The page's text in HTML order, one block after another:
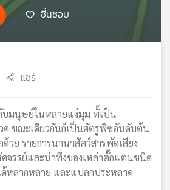
ชื่นชอบ
แชร์
มนุษย์ในหลายแง่มุม ทั้เป็น
ศ ขณะเดียวกันก็เป็นศัตรูพืชอันดับต้น
วย รายการนานาสัตว์สารพัดเสียง
จรรย์และน่าทึ่งของเหล่าตั๊กแตนชนิด
หลากหลาย และแปลกประหลาด